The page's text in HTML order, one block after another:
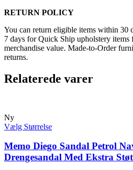
RETURN POLICY
You can return eligible items within 30
7 days for Quick Ship upholstery items
merchandise value. Made-to-Order
returns.
Relaterede varer
Ny
Vælg Størrelse
Memo Diego Sandal Petrol
Drengesandal Med Ekstra